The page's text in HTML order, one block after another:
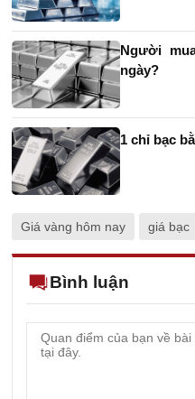
Người
ngày?
1 chỉ bạc
Giá vàng hôm nay giá bạc
Bình luận